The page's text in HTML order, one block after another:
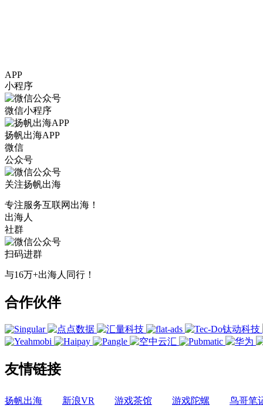
APP
小程序
微信小程序
扬帆出海APP
微信
公众号
关注扬帆出海
专注服务互联网出海！
出海人
社群
扫码进群
与16万+出海人同行！
合作伙伴
友情链接
扬帆出海 新浪VR 游戏茶馆 游戏陀螺 鸟哥笔